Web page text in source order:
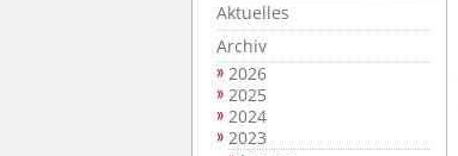
Aktuelles
Archiv
2026
2025
2024
2023